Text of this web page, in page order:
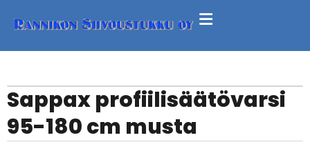
Sappax profiilisäätövarsi
95-180 cm musta